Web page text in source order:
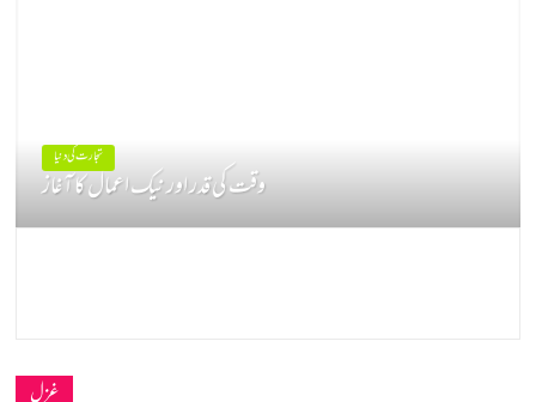
تجارت کی دنیا
وقت کی قدر اور نیک اعمال کا آغاز